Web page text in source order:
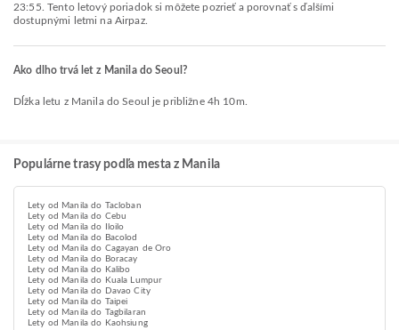
23:55. Tento letový poriadok si môžete pozrieť a porovnať s ďalšími
dostupnými letmi na Airpaz.
Ako dlho trvá let z Manila do Seoul?
Dĺžka letu z Manila do Seoul je približne 4h 10m.
Populárne trasy podľa mesta z Manila
Lety od Manila do Tacloban
Lety od Manila do Cebu
Lety od Manila do Iloilo
Lety od Manila do Bacolod
Lety od Manila do Cagayan de Oro
Lety od Manila do Boracay
Lety od Manila do Kalibo
Lety od Manila do Kuala Lumpur
Lety od Manila do Davao City
Lety od Manila do Taipei
Lety od Manila do Tagbilaran
Lety od Manila do Kaohsiung